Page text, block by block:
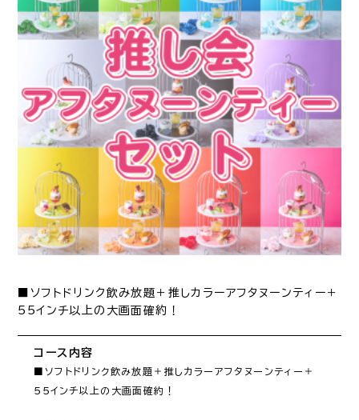
■ソフトドリンク飲み放題＋推しカラーアフタヌーンティー＋
55インチ以上の大画面確約！
コース内容
■ソフトドリンク飲み放題＋推しカラーアフタヌーンティー＋
55インチ以上の大画面確約！